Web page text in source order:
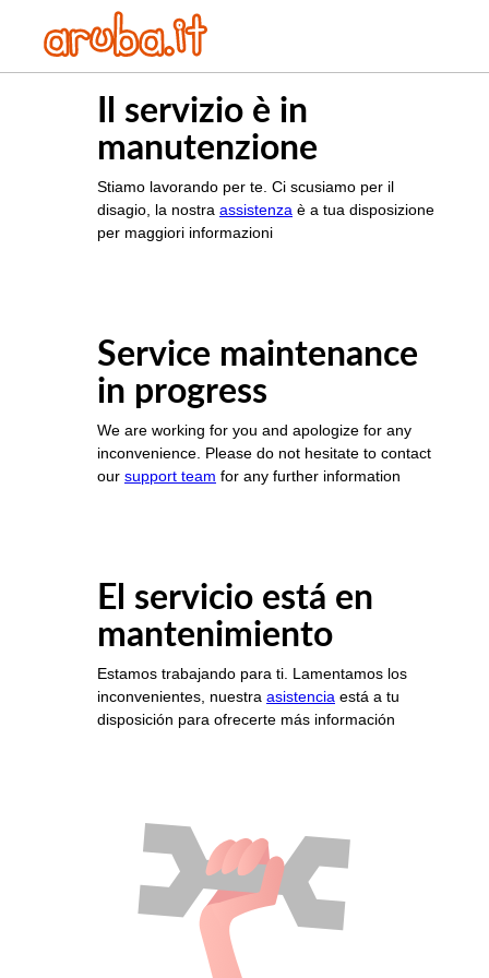
Il servizio è in
manutenzione
Stiamo lavorando per te. Ci scusiamo per il
disagio, la nostra assistenza è a tua disposizione
per maggiori informazioni
Service maintenance
in progress
We are working for you and apologize for any
inconvenience. Please do not hesitate to contact
our support team for any further information
El servicio está en
mantenimiento
Estamos trabajando para ti. Lamentamos los
inconvenientes, nuestra asistencia está a tu
disposición para ofrecerte más información